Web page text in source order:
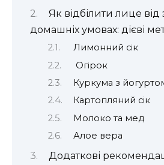
Як відбілити лице від
домашніх умовах: дієві
Лимонний сік
Огірок
Куркума з
Картопляний сік
Молоко та мед
Алое вера
Додаткові